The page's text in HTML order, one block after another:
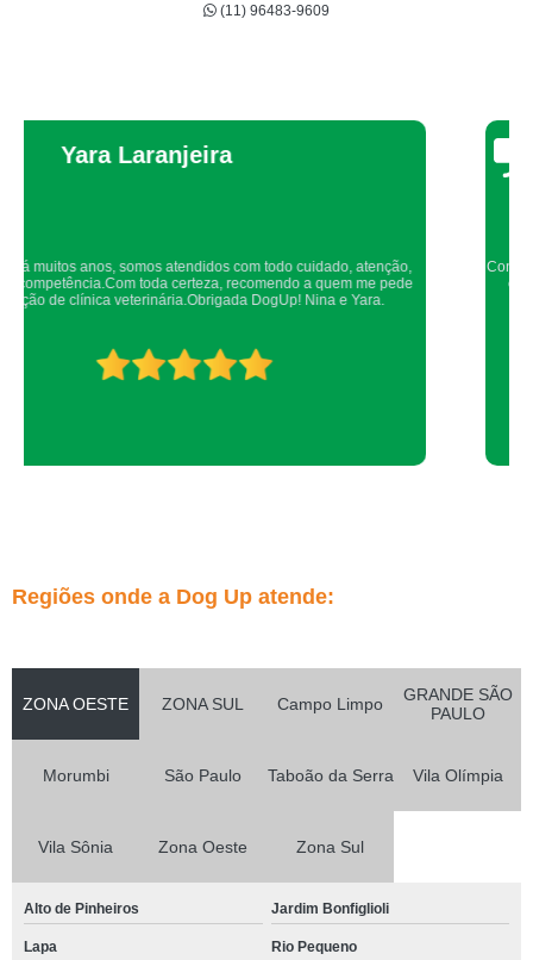
(11) 96483-9609
Thaynah Souza
Confio de olhos fechados os meus cachorros nos atendimentos da dog up,
os veterinários sempre são atenciosos e verificam todos os detalhes
possíveis.
Regiões onde a Dog Up atende:
ZONA OESTE ZONA SUL Campo Limpo
GRANDE SÃO
PAULO
Morumbi São Paulo Taboão da Serra Vila Olímpia
Vila Sônia Zona Oeste Zona Sul
Alto de Pinheiros Jardim Bonfiglioli
Lapa Rio Pequeno